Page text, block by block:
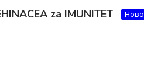
za IMUNITET
Ново